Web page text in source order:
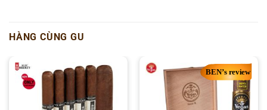
HÀNG CÙNG GU